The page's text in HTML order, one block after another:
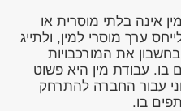
אינה בלתי מוסרית או
ערך מוסרי למין, ולתייג
את המורכבויות
בו. עבודת מין היא פשוט
עבור החברה להתרחק
בו.